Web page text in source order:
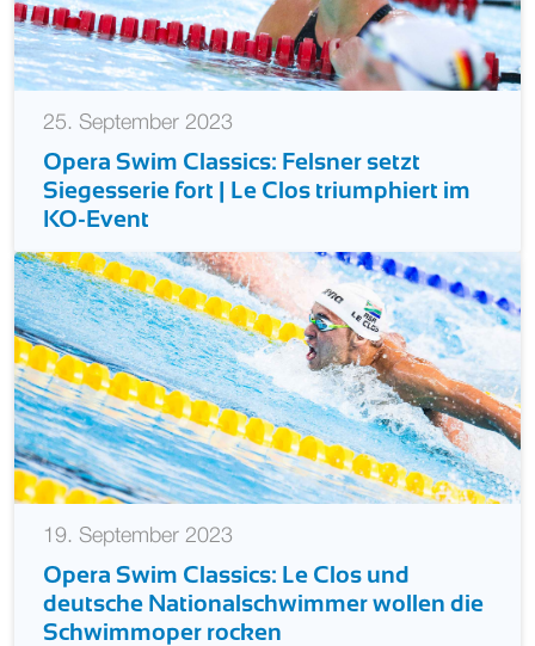
25. September 2023
Opera Swim Classics: Felsner setzt
Siegesserie fort | Le Clos triumphiert im
KO-Event
19. September 2023
Opera Swim Classics: Le Clos und
deutsche Nationalschwimmer wollen die
Schwimmoper rocken